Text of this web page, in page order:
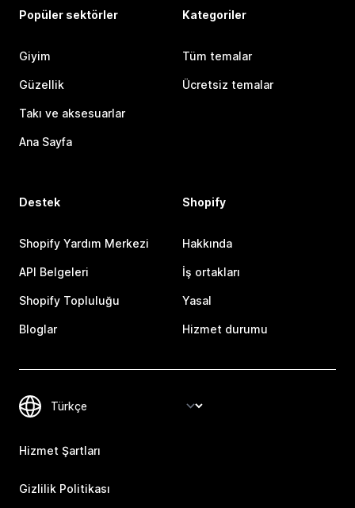
Popüler sektörler
Giyim
Güzellik
Takı ve aksesuarlar
Ana Sayfa
Kategoriler
Tüm temalar
Ücretsiz temalar
Destek
Shopify Yardım Merkezi
API Belgeleri
Shopify Topluluğu
Bloglar
Shopify
Hakkında
İş ortakları
Yasal
Hizmet durumu
Hizmet Şartları
Gizlilik Politikası